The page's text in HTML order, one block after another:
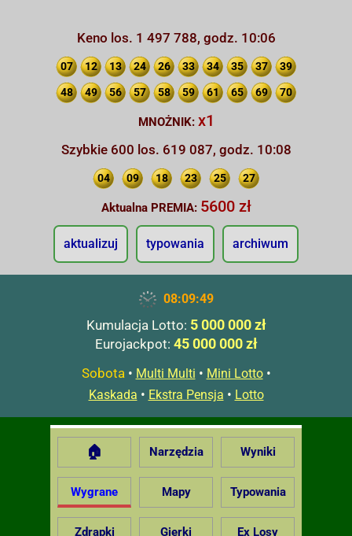
Keno los. 1 497 788, godz. 10:06
07 12 13 24 26 33 34 35 37 39
48 49 56 57 58 59 61 65 69 70
MNOŻNIK: x1
Szybkie 600 los. 619 087, godz. 10:08
04 09 18 23 25 27
Aktualna PREMIA: 5600 zł
aktualizuj typowania archiwum
08:09:50
Kumulacja Lotto: 5 000 000 zł
Eurojackpot: 45 000 000 zł
Sobota• Multi Multi • Mini Lotto•
Kaskada • Ekstra Pensja • Lotto
🏠 Narzędzia Wyniki
Wygrane Mapy Typowania
Zdrapki Gierki Ex Losy